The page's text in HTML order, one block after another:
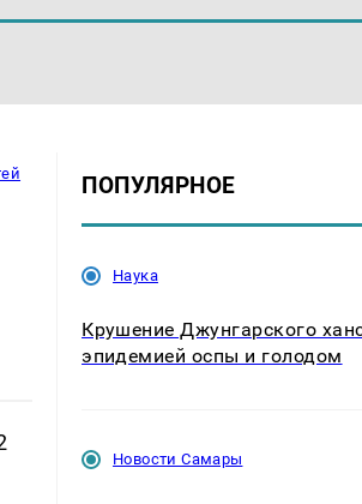
ПОПУЛЯРНОЕ
Наука
Крушение Джунгарского
эпидемией оспы и голодом
Новости Самары